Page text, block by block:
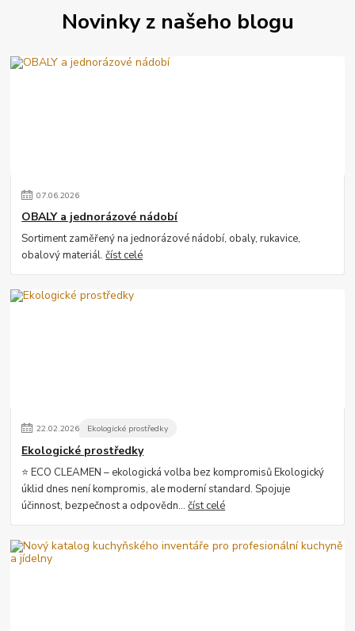
Novinky z našeho blogu
07.06.2026
OBALY a jednorázové nádobí
Sortiment zaměřený na jednorázové nádobí, obaly, rukavice,
obalový materiál.číst celé
22.02.2026 Ekologické prostředky
Ekologické prostředky
⭐ ECO CLEAMEN – ekologická volba bez kompromisů Ekologický
úklid dnes není kompromis, ale moderní standard. Spojuje
účinnost, bezpečnost a odpovědn...číst celé